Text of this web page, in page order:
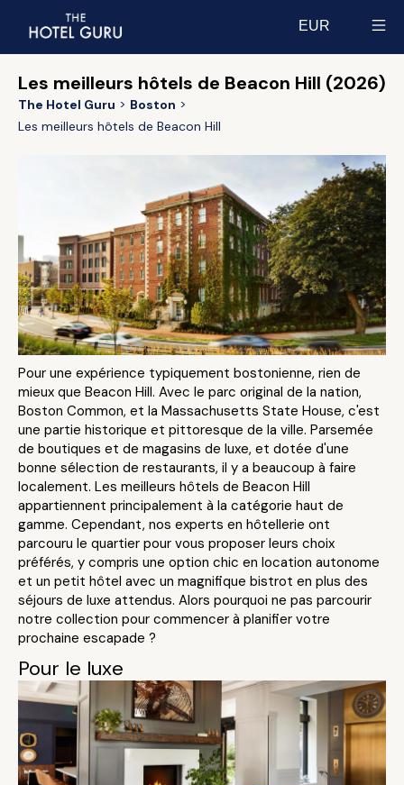
EUR
Les meilleurs hôtels de Beacon Hill (2026)
The Hotel Guru
Boston
Les meilleurs hôtels de Beacon Hill
Pour une expérience typiquement bostonienne, rien de
mieux que Beacon Hill. Avec le parc original de la nation,
Boston Common, et la Massachusetts State House, c'est
une partie historique et pittoresque de la ville. Parsemée
de boutiques et de magasins de luxe, et dotée d'une
bonne sélection de restaurants, il y a beaucoup à faire
localement. Les meilleurs hôtels de Beacon Hill
appartiennent principalement à la catégorie haut de
gamme. Cependant, nos experts en hôtellerie ont
parcouru le quartier pour vous proposer leurs choix
préférés, y compris une option chic en location autonome
et un petit hôtel avec un magnifique bistrot en plus des
séjours de luxe attendus. Alors pourquoi ne pas parcourir
notre collection pour commencer à planifier votre
prochaine escapade ?
Pour le luxe